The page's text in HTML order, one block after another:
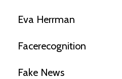
Eva Herrman
Facerecognition
Fake News